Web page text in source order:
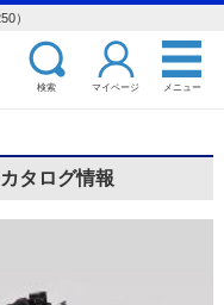
）
検索 マイページ メニュー
タログ情報